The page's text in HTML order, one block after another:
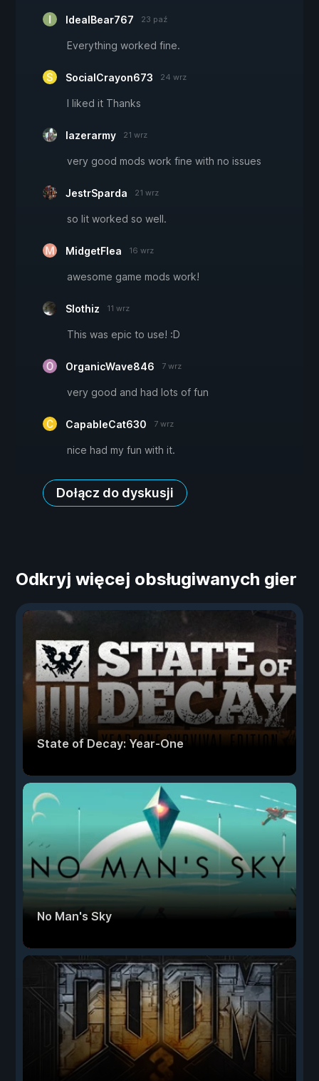
IdealBear767 23 paź
Everything worked fine.
SocialCrayon673 24 wrz
I liked it Thanks
lazerarmy 21 wrz
very good mods work fine with no issues
JestrSparda 21 wrz
so lit worked so well.
MidgetFlea 16 wrz
awesome game mods work!
Slothiz 11 wrz
This was epic to use! :D
OrganicWave846 7 wrz
very good and had lots of fun
CapableCat630 7 wrz
nice had my fun with it.
Dołącz do dyskusji
Odkryj więcej obsługiwanych gier
State of Decay: Year-One
No Man's Sky